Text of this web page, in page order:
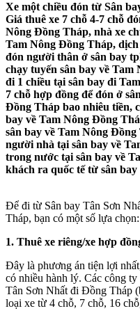
Xe một chiều đón từ Sân
Giá thuê xe 7 chỗ 4-7 chỗ
Nông Đồng Tháp, nhà xe
Tam Nông Đồng Tháp,
đón người thân ở sân bay
chạy tuyến sân bay về
đi 1 chiều tại sân bay đi
7 chỗ hợp đồng để đón ở
Đồng Tháp bao nhiêu tiền,
bay về Tam Nông Đồng
sân bay về Tam Nông
người nhà tại sân bay về
trong nước tại sân bay về
khách ra quốc tế từ sân
Để đi từ Sân bay Tân Sơn
Tháp, bạn có một số lựa chọn:
1. Thuê xe riêng/xe hợp
Đây là phương án tiện lợi
có nhiều hành lý. Các công
Tân Sơn Nhất đi Đồng Tháp
loại xe từ 4 chỗ, 7 chỗ, 16